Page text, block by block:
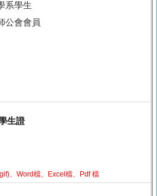
系學生
公會會員
生證
、Word檔、Excel檔、Pdf 檔